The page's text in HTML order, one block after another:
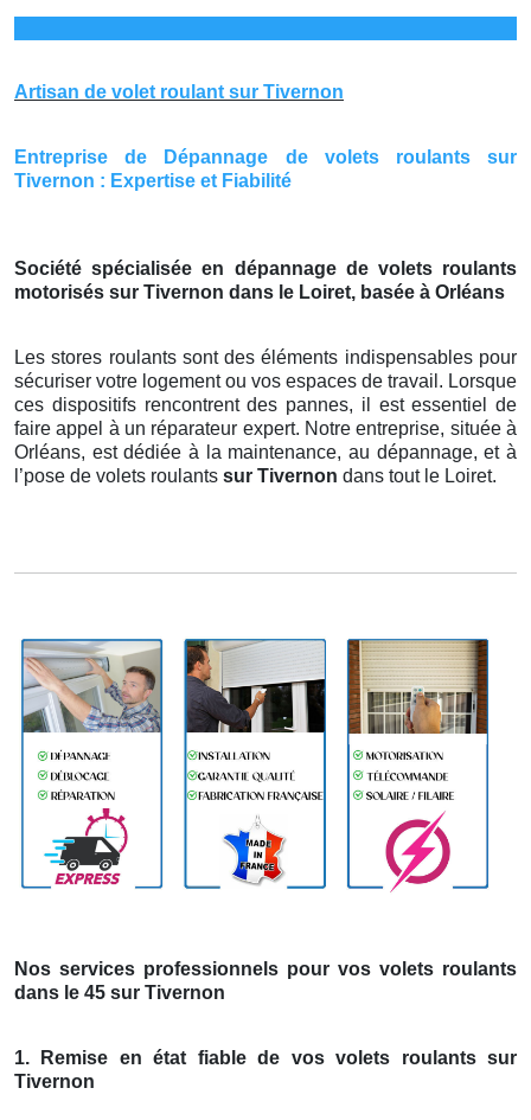
Artisan de volet roulant sur Tivernon
Entreprise de Dépannage de volets roulants sur
Tivernon : Expertise et Fiabilité
Société spécialisée en dépannage de volets roulants
motorisés sur Tivernon dans le Loiret, basée à Orléans
Les stores roulants sont des éléments indispensables pour
sécuriser votre logement ou vos espaces de travail. Lorsque
ces dispositifs rencontrent des pannes, il est essentiel de
faire appel à un réparateur expert. Notre entreprise, située à
Orléans, est dédiée à la maintenance, au dépannage, et à
l’pose de volets roulants sur Tivernon dans tout le Loiret.
Nos services professionnels pour vos volets roulants
dans le 45 sur Tivernon
1. Remise en état fiable de vos volets roulants sur
Tivernon